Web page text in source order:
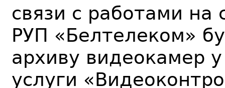
связи с работами
РУП «Белтелеком»
архиву видеокамер
услуги